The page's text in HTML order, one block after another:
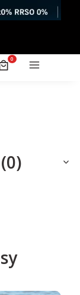
się w
Koszyk Menu